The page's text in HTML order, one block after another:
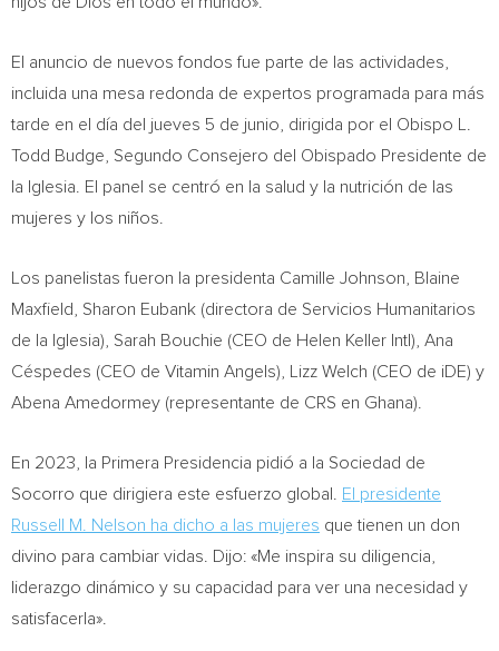
El anuncio de nuevos fondos fue parte de las actividades,
incluida una mesa redonda de expertos programada para más
tarde en el día del jueves 5 de junio, dirigida por el Obispo L.
Todd Budge , Segundo Consejero del Obispado Presidente de
la Iglesia . El panel se centró en la salud y la nutrición de las
mujeres y los niños.
Los panelistas fueron la presidenta Camille Johnson
Blaine
Maxfield
Sharon Eubank (directora de Servicios Humanitarios
de la Iglesia), Sarah Bouchie (CEO de Helen Keller Intl), Ana
Céspedes (CEO de Vitamin Angels),
Lizz Welch (CEO de iDE) y
Abena Amedormey (representante de CRS en Ghana).
En 2023, la Primera Presidencia pidió a la Sociedad de
Socorro que dirigiera este esfuerzo global.
El presidente
Russell M. Nelson ha dicho a las mujeres que tienen un don
divino para cambiar vidas. Dijo: «Me inspira su diligencia,
liderazgo dinámico y su capacidad para ver una necesidad y
satisfacerla».